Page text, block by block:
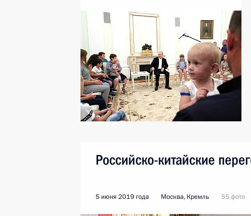
Российско-китайские
5 июня 2019 года Москва, Кремль 55 фото